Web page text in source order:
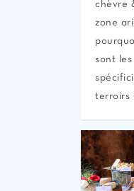
chèvre
zone
sont les
terroirs